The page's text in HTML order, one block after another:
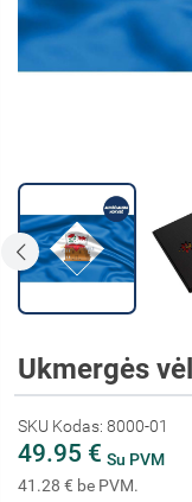
Ukmergės
SKU Kodas: 8000-01
49.95 € Su PVM
41.28 € be PVM.